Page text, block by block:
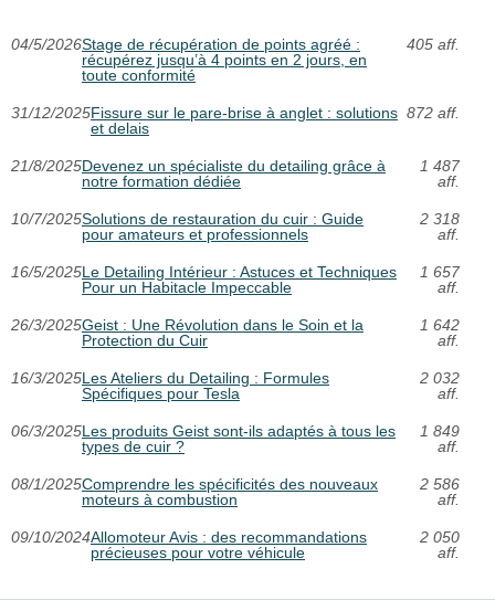
04/5/2026Stage de récupération de points agréé :
récupérez jusqu’à 4 points en 2 jours, en
toute conformité
405 aff.
31/12/2025Fissure sur le pare-brise à anglet : solutions
et delais
872 aff.
21/8/2025Devenez un spécialiste du detailing grâce à
notre formation dédiée
1 487
aff.
10/7/2025Solutions de restauration du cuir : Guide
pour amateurs et professionnels
2 318
aff.
16/5/2025Le Detailing Intérieur : Astuces et Techniques
Pour un Habitacle Impeccable
1 657
aff.
26/3/2025Geist : Une Révolution dans le Soin et la
Protection du Cuir
1 642
aff.
16/3/2025Les Ateliers du Detailing : Formules
Spécifiques pour Tesla
2 032
aff.
06/3/2025Les produits Geist sont-ils adaptés à tous les
types de cuir ?
1 849
aff.
08/1/2025Comprendre les spécificités des nouveaux
moteurs à combustion
2 586
aff.
09/10/2024Allomoteur Avis : des recommandations
précieuses pour votre véhicule
2 050
aff.